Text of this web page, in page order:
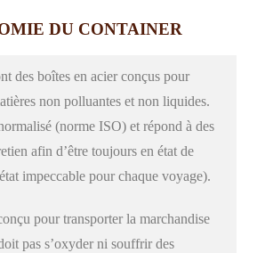
DU CONTAINER
des boîtes en acier conçus pour
non polluantes et non liquides.
(norme ISO) et répond à des
afin d’être toujours en état de
impeccable pour chaque voyage).
pour transporter la marchandise
pas s’oxyder ni souffrir des